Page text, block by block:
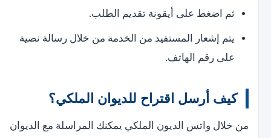
ثم اضغط على أيقونة تقديم الطلب.
يتم إشعار المستفيد من الخدمة من خلال رسالة نصية
على رقم الهاتف.
كيف أرسل اقتراح للديوان الملكي؟
من خلال واتس الديون الملكي يمكنك المراسلة مع الديوان